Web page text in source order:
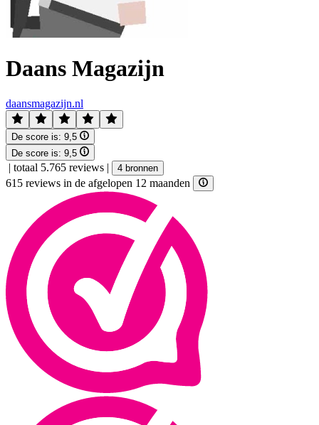
Daans Magazijn
daansmagazijn.nl
De score is: 9,5
De score is: 9,5
| totaal 5.765 reviews | 4 bronnen
615 reviews in de afgelopen 12 maanden